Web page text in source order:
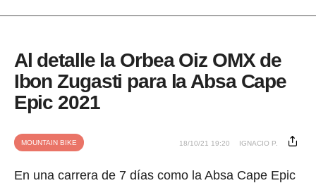
Al detalle la Orbea Oiz OMX de
Ibon Zugasti para la Absa Cape
Epic 2021
MOUNTAIN BIKE 18/10/21 19:20 IGNACIO P.
En una carrera de 7 días como la Absa Cape Epic